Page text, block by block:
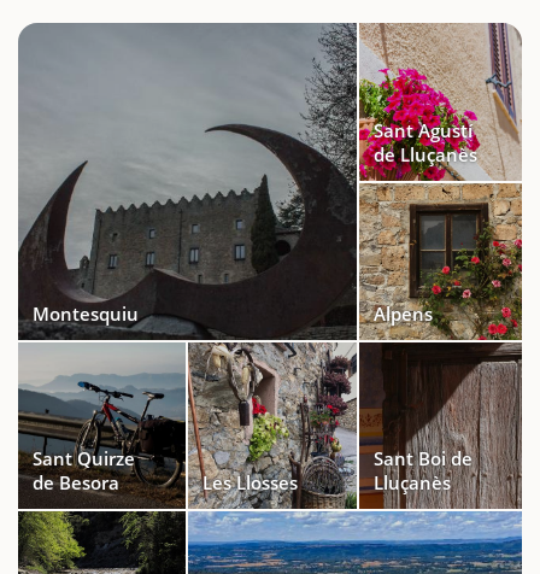
Montesquiu
Sant Agustí
de Lluçanès
Alpens
Sant Quirze
de Besora
Les Llosses
Sant Boi de
Lluçanès